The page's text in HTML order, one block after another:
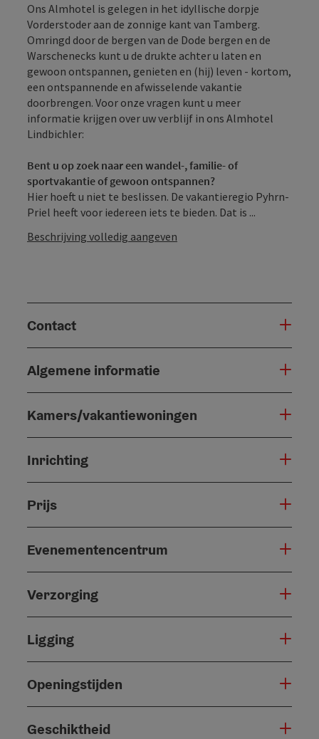
Ons Almhotel is gelegen in het idyllische dorpje
Vorderstoder aan de zonnige kant van Tamberg.
Omringd door de bergen van de Dode bergen en de
Warschenecks kunt u de drukte achter u laten en
gewoon ontspannen, genieten en (hij) leven - kortom,
een ontspannende en afwisselende vakantie
doorbrengen. Voor onze vragen kunt u meer
informatie krijgen over uw verblijf in ons Almhotel
Lindbichler:
Bent u op zoek naar een wandel-, familie- of
sportvakantie of gewoon ontspannen?
Hier hoeft u niet te beslissen. De vakantieregio Pyhrn-
Priel heeft voor iedereen iets te bieden. Dat is ...
Beschrijving volledig aangeven
Contact
Algemene informatie
Kamers/vakantiewoningen
Inrichting
Prijs
Evenementencentrum
Verzorging
Ligging
Openingstijden
Geschiktheid